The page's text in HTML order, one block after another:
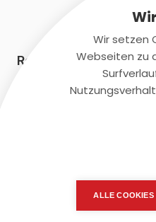
Rechtliches
Wir setzen
Webseiten zu
ALLE COOKIES